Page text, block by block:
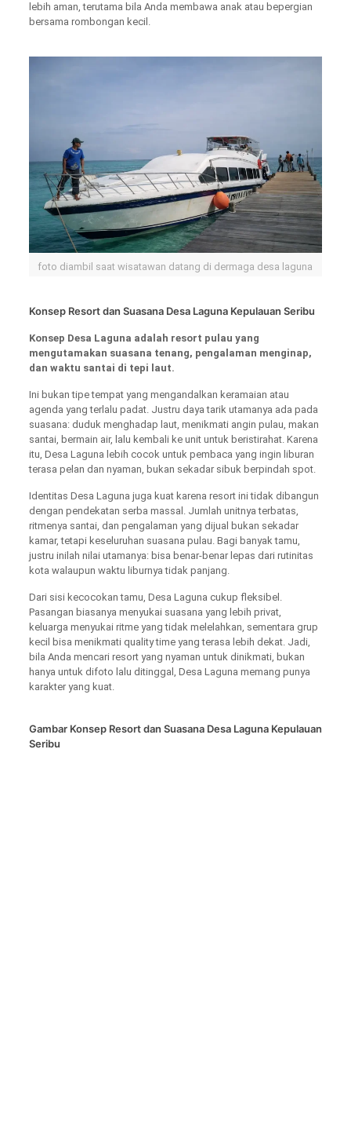
lebih aman, terutama bila Anda membawa anak atau bepergian
bersama rombongan kecil.
foto diambil saat wisatawan datang di dermaga desa laguna
Konsep Resort dan Suasana Desa Laguna Kepulauan Seribu
Konsep Desa Laguna adalah resort pulau yang
mengutamakan suasana tenang, pengalaman menginap,
dan waktu santai di tepi laut.
Ini bukan tipe tempat yang mengandalkan keramaian atau
agenda yang terlalu padat. Justru daya tarik utamanya ada pada
suasana: duduk menghadap laut, menikmati angin pulau, makan
santai, bermain air, lalu kembali ke unit untuk beristirahat. Karena
itu, Desa Laguna lebih cocok untuk pembaca yang ingin liburan
terasa pelan dan nyaman, bukan sekadar sibuk berpindah spot.
Identitas Desa Laguna juga kuat karena resort ini tidak dibangun
dengan pendekatan serba massal. Jumlah unitnya terbatas,
ritmenya santai, dan pengalaman yang dijual bukan sekadar
kamar, tetapi keseluruhan suasana pulau. Bagi banyak tamu,
justru inilah nilai utamanya: bisa benar-benar lepas dari rutinitas
kota walaupun waktu liburnya tidak panjang.
Dari sisi kecocokan tamu, Desa Laguna cukup fleksibel.
Pasangan biasanya menyukai suasana yang lebih privat,
keluarga menyukai ritme yang tidak melelahkan, sementara grup
kecil bisa menikmati quality time yang terasa lebih dekat. Jadi,
bila Anda mencari resort yang nyaman untuk dinikmati, bukan
hanya untuk difoto lalu ditinggal, Desa Laguna memang punya
karakter yang kuat.
Gambar Konsep Resort dan Suasana Desa Laguna Kepulauan
Seribu